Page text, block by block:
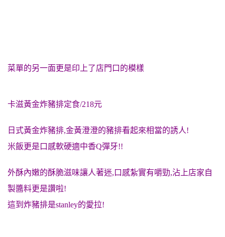
菜單的另一面更是印上了店門口的模樣
卡滋黃金炸豬排定食/218元
日式黃金炸豬排,金黃澄澄的豬排看起來相當的誘人!
米飯更是口感軟硬適中香Q彈牙!!
外酥內嫩的酥脆滋味讓人著迷, 口感紮實有嚼勁,沾上店家自
製醬料更是讚啦!
這到炸豬排是stanley的愛拉!